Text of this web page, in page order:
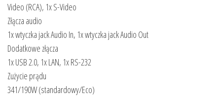
Video (RCA), 1x S-Video
Złącza audio
1x wtyczka jack Audio In, 1x wtyczka jack Audio Out
Dodatkowe złącza
1x USB 2.0, 1x LAN, 1x RS-232
Zużycie prądu
341/​190W (standardowy/​Eco)